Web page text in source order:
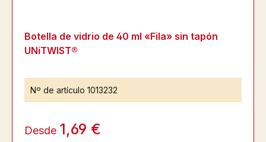
Botella de vidrio de 40 ml «Fila» sin tapón
UNiTWIST®
Nº de artículo 1013232
Desde 1,69 €